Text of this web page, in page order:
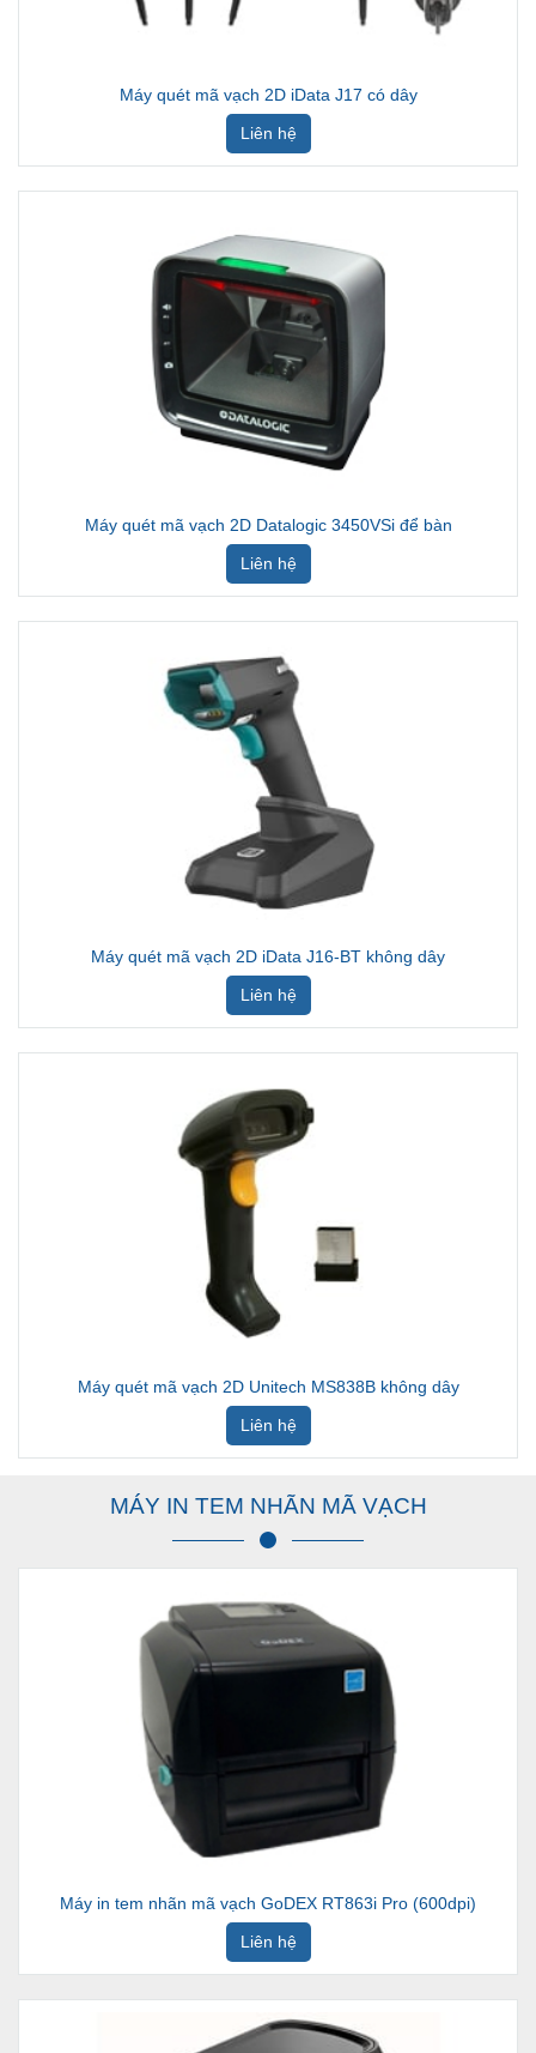
Máy quét mã vạch 2D iData J17 có dây
Liên hệ
Máy quét mã vạch 2D Datalogic 3450VSi để bàn
Liên hệ
Máy quét mã vạch 2D iData J16-BT không dây
Liên hệ
Máy quét mã vạch 2D Unitech MS838B không dây
Liên hệ
MÁY IN TEM NHÃN MÃ VẠCH
Máy in tem nhãn mã vạch GoDEX RT863i Pro (600dpi)
Liên hệ